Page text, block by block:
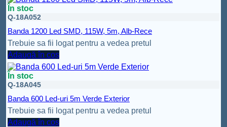
În stoc
Q-18A052
Banda 1200 Led SMD, 115W, 5m, Alb-Rece
Trebuie sa fii logat pentru a vedea pretul
Adaugă în coș
În stoc
Q-18A045
Banda 600 Led-uri 5m Verde Exterior
Trebuie sa fii logat pentru a vedea pretul
Adaugă în coș